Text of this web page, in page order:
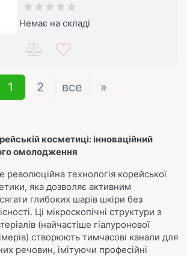
Немає на складі
1 2 все »
косметиці: інноваційний
омолодження
революційна технологія корейської
яка дозволяє активним
глибоких шарів шкіри без
Ці мікроскопічні структури з
(найчастіше гіалуронової
створюють тимчасові канали для
речовин, імітуючи професійні